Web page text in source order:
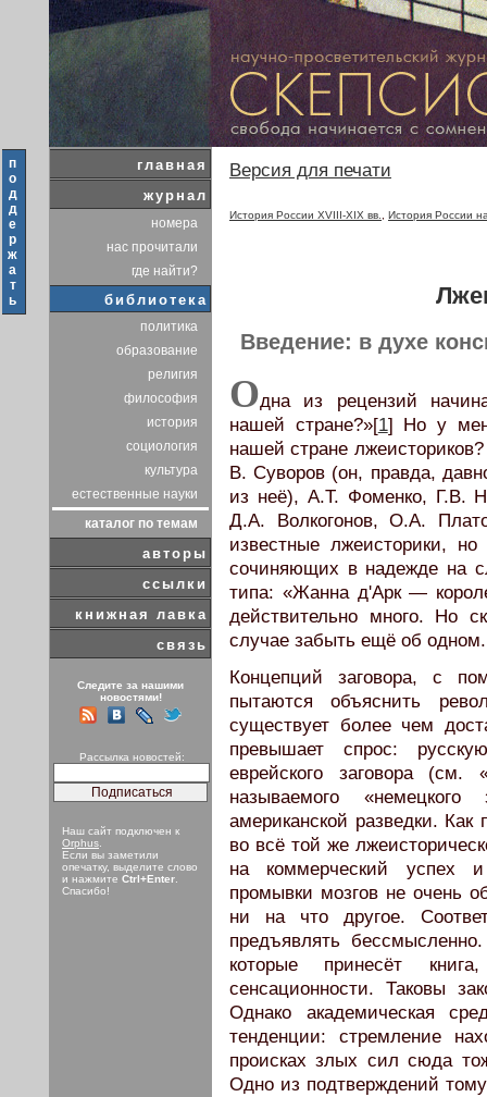
п
о
д
д
е
р
ж
а
т
ь
главная
журнал
номера
нас прочитали
где найти?
библиотека
политика
образование
религия
философия
история
социология
культура
естественные науки
каталог по темам
авторы
ссылки
книжная лавка
связь
Следите за нашими
новостями!
Рассылка новостей:
Наш сайт подключен к
Orphus
Если вы заметили
опечатку, выделите слово
и нажмите Ctrl+Enter
Спасибо!
Версия для печати
История России XVIII-XIX вв. История России
Введение: в духе
Одна из рецензий
нашей стране?»[1] Но у
нашей стране
В. Суворов (он, правда,
из неё), А.Т. Фоменко, Г.В.
Д.А. Волкогонов, О.А.
известные лжеисторики,
сочиняющих в надежде на
типа: «Жанна д'Арк —
действительно много. Но
случае забыть ещё об одном.
Концепций заговора, с
пытаются объяснить
существует более чем
превышает спрос:
еврейского заговора (см.
называемого
американской разведки.
во всё той же
на коммерческий успех и
промывки мозгов не очень
ни на что другое.
предъявлять
которые принесёт
сенсационности. Таковы
Однако академическая
тенденции: стремление
происках злых сил сюда
Одно из подтверждений